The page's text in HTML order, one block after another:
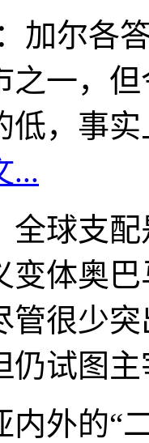
加尔各
之一，
低，事
...
全球支
变体奥
管很少
仍试图
内外的“